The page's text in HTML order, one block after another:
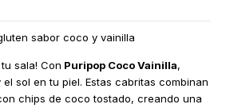
sabor coco y vainilla
sala! Con Puripop Coco Vainilla,
sol en tu piel. Estas cabritas combinan
chips de coco tostado, creando una